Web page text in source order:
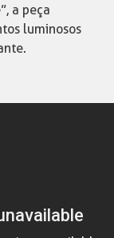
a peça
luminosos